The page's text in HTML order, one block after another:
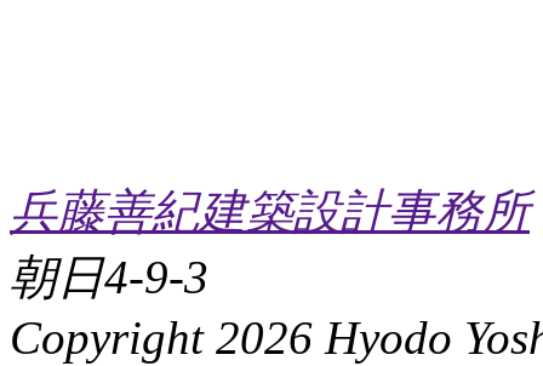
兵藤善紀建築設計事務所
朝日4-9-3
Copyright 2026 Hyodo